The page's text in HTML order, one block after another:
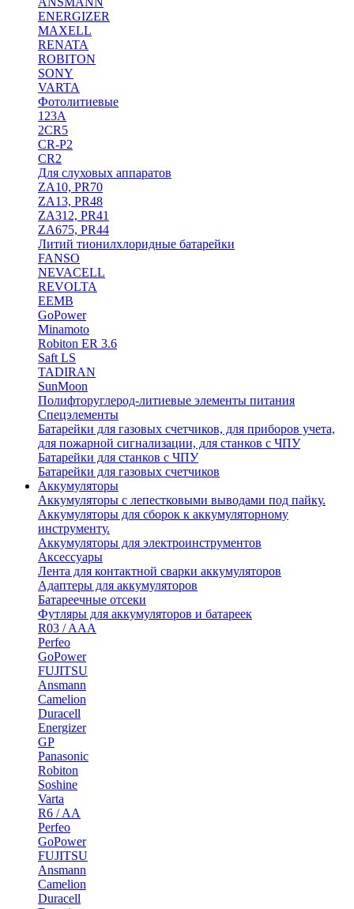
ENERGIZER
MAXELL
RENATA
ROBITON
SONY
VARTA
Фотолитиевые
123A
2CR5
CR-P2
CR2
Для слуховых аппаратов
ZA10, PR70
ZA13, PR48
ZA312, PR41
ZA675, PR44
Литий тионилхлоридные батарейки
FANSO
NEVACELL
REVOLTA
EEMB
GoPower
Minamoto
Robiton ER 3.6
Saft LS
TADIRAN
SunMoon
Полифторуглерод-литиевые элементы питания
Спецэлементы
Батарейки для газовых счетчиков, для приборов учета,
для пожарной сигнализации, для станков с ЧПУ
Батарейки для станков с ЧПУ
Батарейки для газовых счетчиков
Аккумуляторы
Аккумуляторы с лепестковыми выводами под пайку.
Аккумуляторы для сборок к аккумуляторному
инструменту.
Аккумуляторы для электроинструментов
Аксессуары
Лента для контактной сварки аккумуляторов
Адаптеры для аккумуляторов
Батареечные отсеки
Футляры для аккумуляторов и батареек
R03 / AAA
Perfeo
GoPower
FUJITSU
Ansmann
Camelion
Duracell
Energizer
GP
Panasonic
Robiton
Soshine
Varta
R6 / AA
Perfeo
GoPower
FUJITSU
Ansmann
Camelion
Duracell